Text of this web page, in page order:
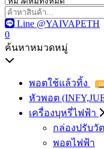
Line @YAIVAPETH
0
ค้นหาหมวดหมู่
พอตใช้แล้วทิ้ง
หัวพอต
เครื่องบุหรี่ไฟฟ้า
กล่องปรับวั
พอตไฟฟ้า